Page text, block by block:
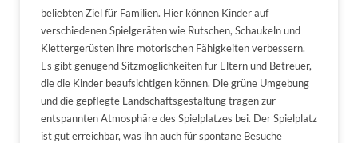
beliebten Ziel für Familien. Hier können Kinder auf
verschiedenen Spielgeräten wie Rutschen, Schaukeln und
Klettergerüsten ihre motorischen Fähigkeiten verbessern.
Es gibt genügend Sitzmöglichkeiten für Eltern und Betreuer,
die die Kinder beaufsichtigen können. Die grüne Umgebung
und die gepflegte Landschaftsgestaltung tragen zur
entspannten Atmosphäre des Spielplatzes bei. Der Spielplatz
ist gut erreichbar, was ihn auch für spontane Besuche